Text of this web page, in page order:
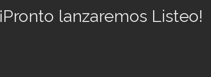
¡Pronto lanzaremos Listeo!